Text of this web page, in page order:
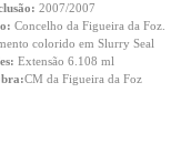
2007/2007
Concelho da Figueira da Foz.
colorido em Slurry Seal
Extensão 6.108 ml
CM da Figueira da Foz